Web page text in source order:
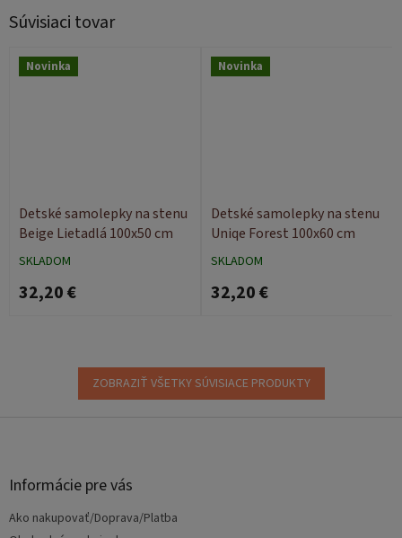
Súvisiaci tovar
Novinka
Detské samolepky na stenu
Beige Lietadlá 100x50 cm
SKLADOM
32,20 €
Novinka
Detské samolepky na stenu
Uniqe Forest 100x60 cm
SKLADOM
32,20 €
ZOBRAZIŤ VŠETKY SÚVISIACE PRODUKTY
Informácie pre vás
Ako nakupovať/Doprava/Platba